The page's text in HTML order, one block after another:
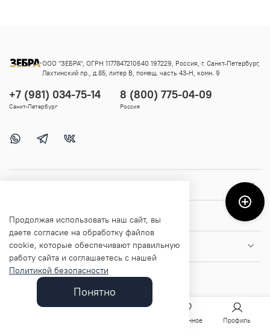
Помощь и информация
О магазине
+7 (981) 034-75-14
Санкт-Петербург
8 (800) 775-04-09
Россия
ООО "ЗЕБРА", ОГРН 1177847210640 197229, Россия, г. Санкт-Петербург,
Лахтинский пр., д.85, литер В, помещ. часть 43-Н, комн. 9
Избранное Профиль
Продолжая использовать наш сайт, вы
даете согласие на обработку файлов
cookie, которые обеспечивают правильную
работу сайта и соглашаетесь с нашей
Политикой безопасности
Понятно